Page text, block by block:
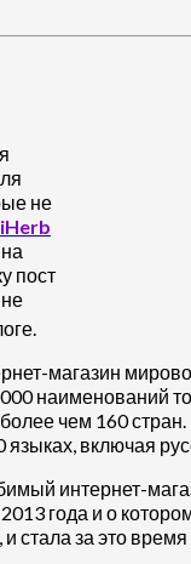
не
iHerb
пост
магазин
наименований
чем 160
языках, включая
интернет-
года и о
и стала за это